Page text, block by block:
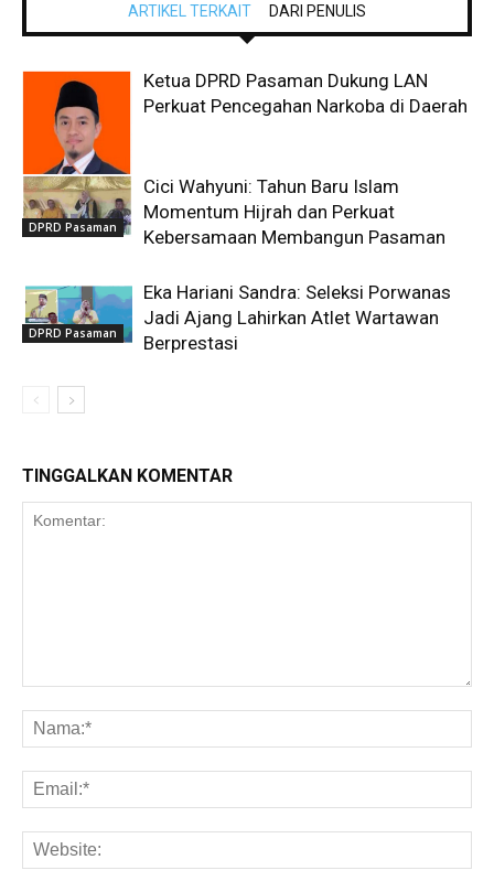
ARTIKEL TERKAIT DARI PENULIS
DPRD Pasaman
Ketua DPRD Pasaman Dukung LAN
Perkuat Pencegahan Narkoba di Daerah
DPRD Pasaman
Cici Wahyuni: Tahun Baru Islam
Momentum Hijrah dan Perkuat
Kebersamaan Membangun Pasaman
DPRD Pasaman
Eka Hariani Sandra: Seleksi Porwanas
Jadi Ajang Lahirkan Atlet Wartawan
Berprestasi
TINGGALKAN KOMENTAR